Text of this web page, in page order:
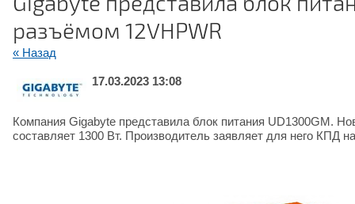
разъёмом 12VHPWR
« Назад
17.03.2023 13:08
Компания Gigabyte представила блок питания UD1300GM.
составляет 1300 Вт. Производитель заявляет для него КПД